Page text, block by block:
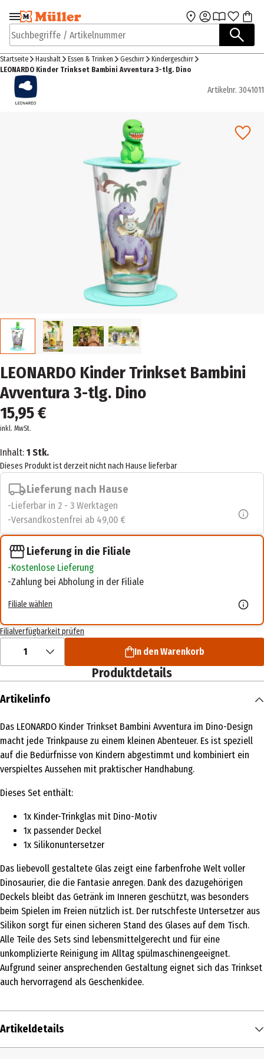
Zur Navigation
springen
Zum Hauptinhalt
Suchbegriffe / Artikelnummer
Startseite Haushalt Essen & Trinken Geschirr
Kindergeschirr
LEONARDO Kinder Trinkset Bambini Avventura 3-tlg. Dino
Artikelnr. 3041011
LEONARDO Kinder Trinkset Bambini
Avventura 3-tlg. Dino
15,95 €
inkl. MwSt.
Inhalt: 1 Stk.
Dieses Produkt ist derzeit nicht nach Hause lieferbar
Lieferung nach Hause
Lieferbar in 2 - 3 Werktagen
Versandkostenfrei ab 49,00 €
Lieferung in die Filiale
Kostenlose Lieferung
Zahlung bei Abholung in der Filiale
Filiale wählen
Filialverfügbarkeit prüfen
1 In den Warenkorb
Produktdetails
Artikelinfo
Das LEONARDO Kinder Trinkset Bambini Avventura im Dino-Design
macht jede Trinkpause zu einem kleinen Abenteuer. Es ist speziell
auf die Bedürfnisse von Kindern abgestimmt und kombiniert ein
verspieltes Aussehen mit praktischer Handhabung.
Dieses Set enthält:
1x Kinder-Trinkglas mit Dino-Motiv
1x passender Deckel
1x Silikonuntersetzer
Das liebevoll gestaltete Glas zeigt eine farbenfrohe Welt voller
Dinosaurier, die die Fantasie anregen. Dank des dazugehörigen
Deckels bleibt das Getränk im Inneren geschützt, was besonders
beim Spielen im Freien nützlich ist. Der rutschfeste Untersetzer aus
Silikon sorgt für einen sicheren Stand des Glases auf dem Tisch.
Alle Teile des Sets sind lebensmittelgerecht und für eine
unkomplizierte Reinigung im Alltag spülmaschinengeeignet.
Aufgrund seiner ansprechenden Gestaltung eignet sich das Trinkset
auch hervorragend als Geschenkidee.
Artikeldetails